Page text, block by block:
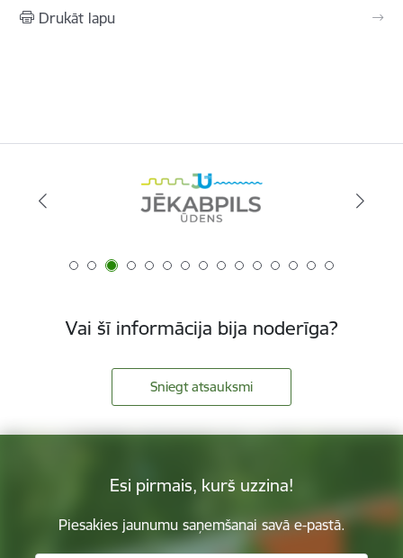
Drukāt lapu
Vai šī informācija bija noderīga?
Sniegt atsauksmi
Esi pirmais, kurš uzzina!
Piesakies jaunumu saņemšanai savā e-pastā.